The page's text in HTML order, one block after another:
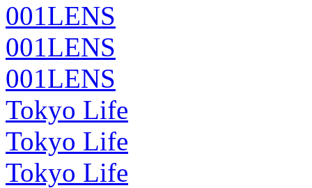
001LENS
001LENS
001LENS
Tokyo Life
Tokyo Life
Tokyo Life